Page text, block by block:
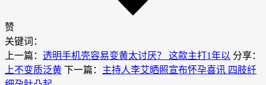
赞
关键词：
分享：
上一篇： 透明手机壳容易变黄太讨厌？ 这款主打1年以
上不变质泛黄 下一篇： 主持人李艾晒照宣布怀孕喜讯 四肢纤